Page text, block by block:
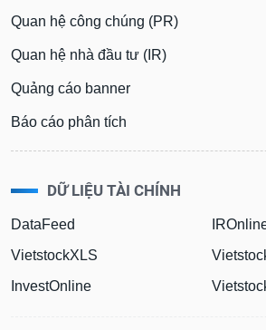
Quan hệ công chúng (PR)
Quan hệ nhà đầu tư (IR)
Quảng cáo banner
Báo cáo phân tích
DỮ LIỆU TÀI CHÍNH
DataFeed
VietstockXLS
InvestOnline